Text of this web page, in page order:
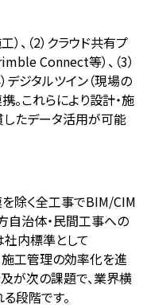
、（2）クラウド共有プ
Connect等）、（3）
デジタルツイン（現場の
。これらにより設計・施
したデータ活用が可能
除く全工事でBIM/CIM
自治体・民間工事への
内標準として
施工管理の効率化を進
が次の課題で、業界横
段階です。